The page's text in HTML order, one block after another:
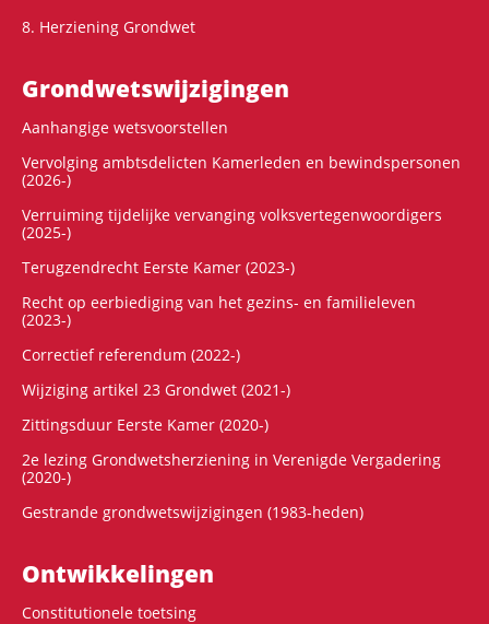
8. Herziening Grondwet
Grondwets­wijzigingen
Aanhangige wetsvoorstellen
Vervolging ambtsdelicten Kamerleden en bewindspersonen
(2026-)
Verruiming tijdelijke vervanging volksvertegenwoordigers
(2025-)
Terugzendrecht Eerste Kamer (2023-)
Recht op eerbiediging van het gezins- en familieleven
(2023-)
Correctief referendum (2022-)
Wijziging artikel 23 Grondwet (2021-)
Zittingsduur Eerste Kamer (2020-)
2e lezing Grondwetsherziening in Verenigde Vergadering
(2020-)
Gestrande grondwetswijzigingen (1983-heden)
Ontwikke­lingen
Constitutionele toetsing